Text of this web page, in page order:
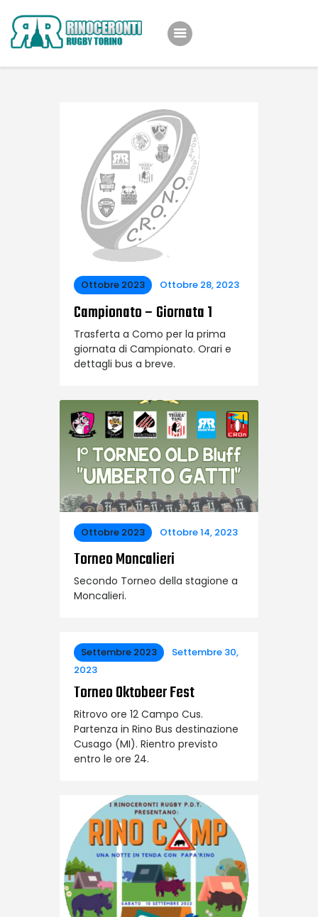
Shop
Iniziative
News
About Us
Ottobre 2023 Ottobre 28, 2023
Campionato – Giornata 1
Trasferta a Como per la prima
giornata di Campionato. Orari e
dettagli bus a breve.
Ottobre 2023 Ottobre 14, 2023
Torneo Moncalieri
Secondo Torneo della stagione a
Moncalieri.
Settembre 2023
Settembre 30,
2023
Torneo Oktobeer Fest
Ritrovo ore 12 Campo Cus.
Partenza in Rino Bus destinazione
Cusago (MI). Rientro previsto
entro le ore 24.